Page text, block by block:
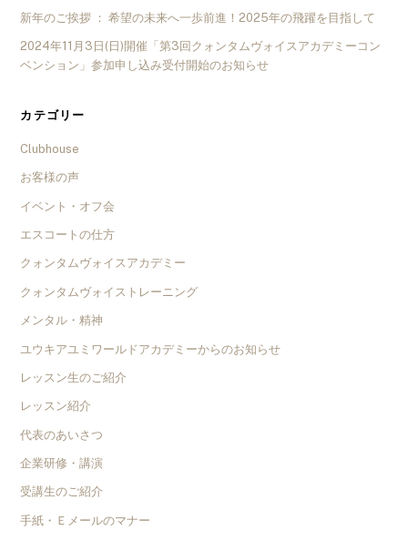
新年のご挨拶 ： 希望の未来へ一歩前進！2025年の飛躍を目指して
2024年11月3日(日)開催「第3回クォンタムヴォイスアカデミーコン
ベンション」参加申し込み受付開始のお知らせ
カテゴリー
Clubhouse
お客様の声
イベント・オフ会
エスコートの仕方
クォンタムヴォイスアカデミー
クォンタムヴォイストレーニング
メンタル・精神
ユウキアユミワールドアカデミーからのお知らせ
レッスン生のご紹介
レッスン紹介
代表のあいさつ
企業研修・講演
受講生のご紹介
手紙・Ｅメールのマナー